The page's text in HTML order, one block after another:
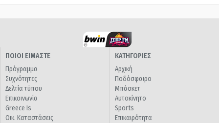
ΠΟΙΟΙ ΕΙΜΑΣΤΕ
Πρόγραμμα
Συχνότητες
Δελτία τύπου
Επικοινωνία
Greece Is
Οικ. Καταστάσεις
ΚΑΤΗΓΟΡΙΕΣ
Αρχική
Ποδόσφαιρο
Μπάσκετ
Αυτοκίνητο
Sports
Επικαιρότητα